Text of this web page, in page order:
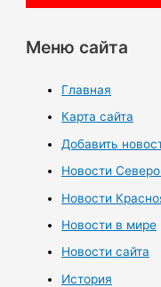
Меню сайта
Главная
Карта сайта
Добавить
Новости
Новости
Новости в мире
Новости сайта
История